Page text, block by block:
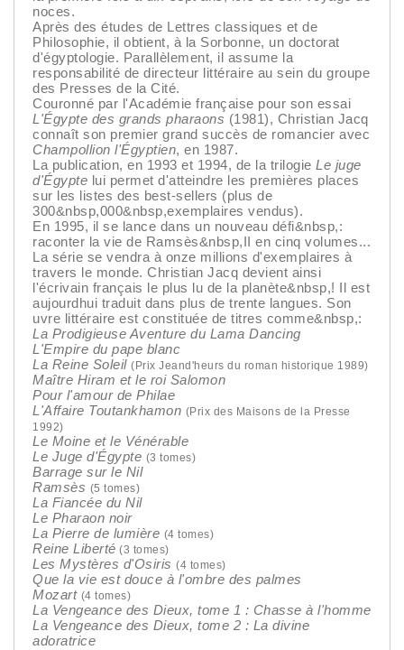
noces.
Après des études de Lettres classiques et de
Philosophie, il obtient, à la Sorbonne, un doctorat
d'égyptologie. Parallèlement, il assume la
responsabilité de directeur littéraire au sein du groupe
des Presses de la Cité.
Couronné par l'Académie française pour son essai
L'Égypte des grands pharaons (1981), Christian Jacq
connaît son premier grand succès de romancier avec
Champollion l'Égyptien, en 1987.
La publication, en 1993 et 1994, de la trilogie Le juge
d'Égypte lui permet d'atteindre les premières places
sur les listes des best-sellers (plus de
300&nbsp,000&nbsp,exemplaires vendus).
En 1995, il se lance dans un nouveau défi&nbsp,:
raconter la vie de Ramsès&nbsp,II en cinq volumes...
La série se vendra à onze millions d'exemplaires à
travers le monde. Christian Jacq devient ainsi
l'écrivain français le plus lu de la planète&nbsp,! Il est
aujourdhui traduit dans plus de trente langues. Son
uvre littéraire est constituée de titres comme&nbsp,:
La Prodigieuse Aventure du Lama Dancing
L'Empire du pape blanc
La Reine Soleil (Prix Jeand'heurs du roman historique 1989)
Maître Hiram et le roi Salomon
Pour l'amour de Philae
L'Affaire Toutankhamon (Prix des Maisons de la Presse
1992)
Le Moine et le Vénérable
Le Juge d'Égypte (3 tomes)
Barrage sur le Nil
Ramsès (5 tomes)
La Fiancée du Nil
Le Pharaon noir
La Pierre de lumière (4 tomes)
Reine Liberté (3 tomes)
Les Mystères d'Osiris (4 tomes)
Que la vie est douce à l'ombre des palmes
Mozart (4 tomes)
La Vengeance des Dieux, tome 1 : Chasse à l'homme
La Vengeance des Dieux, tome 2 : La divine
adoratrice